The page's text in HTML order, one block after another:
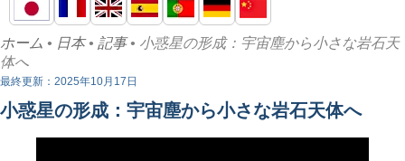
ホーム • 日本• 記事• 小惑星の形成：宇宙塵から小さな岩石天
体へ
最終更新：2025年10月17日
小惑星の形成：宇宙塵から小さな岩石天体へ